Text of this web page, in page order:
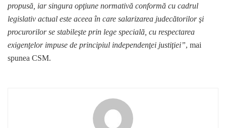
propusă, iar singura opţiune normativă conformă cu cadrul
legislativ actual este aceea în care salarizarea judecătorilor şi
procurorilor se stabileşte prin lege specială, cu respectarea
exigenţelor impuse de principiul independenţei justiţiei”, mai
spunea CSM.